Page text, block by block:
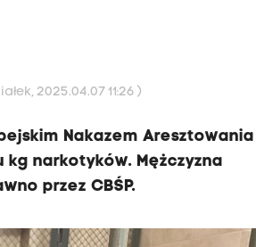
2025.04.07 11:26 )
Nakazem Aresztowania
narkotyków. Mężczyzna
przez CBŚP.